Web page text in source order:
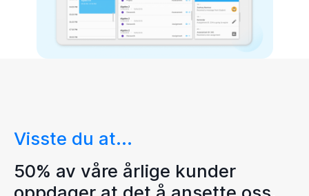
Visste du at...
50% av våre årlige kunder